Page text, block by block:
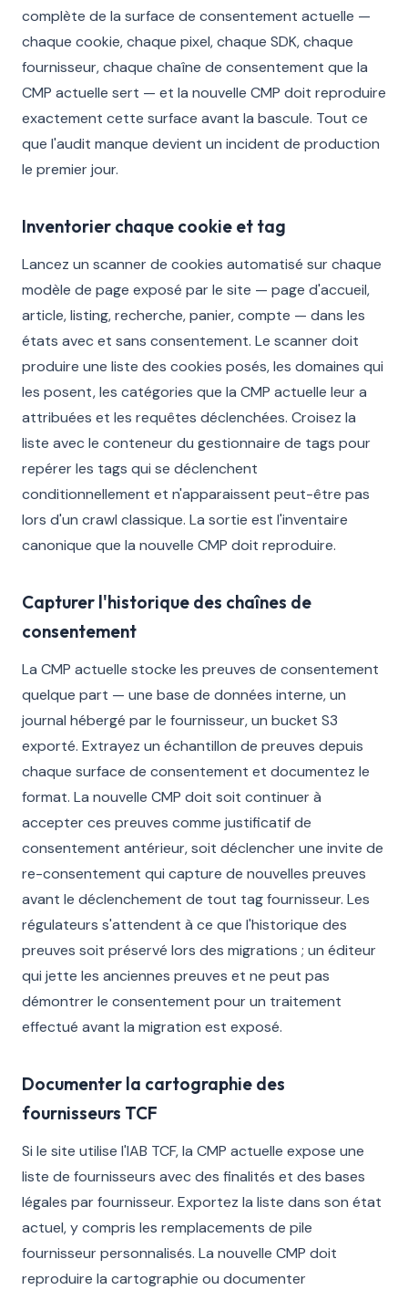
complète de la surface de consentement actuelle —
chaque cookie, chaque pixel, chaque SDK, chaque
fournisseur, chaque chaîne de consentement que la
CMP actuelle sert — et la nouvelle CMP doit reproduire
exactement cette surface avant la bascule. Tout ce
que l'audit manque devient un incident de production
le premier jour.
Inventorier chaque cookie et tag
Lancez un scanner de cookies automatisé sur chaque
modèle de page exposé par le site — page d'accueil,
article, listing, recherche, panier, compte — dans les
états avec et sans consentement. Le scanner doit
produire une liste des cookies posés, les domaines qui
les posent, les catégories que la CMP actuelle leur a
attribuées et les requêtes déclenchées. Croisez la
liste avec le conteneur du gestionnaire de tags pour
repérer les tags qui se déclenchent
conditionnellement et n'apparaissent peut-être pas
lors d'un crawl classique. La sortie est l'inventaire
canonique que la nouvelle CMP doit reproduire.
Capturer l'historique des chaînes de
consentement
La CMP actuelle stocke les preuves de consentement
quelque part — une base de données interne, un
journal hébergé par le fournisseur, un bucket S3
exporté. Extrayez un échantillon de preuves depuis
chaque surface de consentement et documentez le
format. La nouvelle CMP doit soit continuer à
accepter ces preuves comme justificatif de
consentement antérieur, soit déclencher une invite de
re-consentement qui capture de nouvelles preuves
avant le déclenchement de tout tag fournisseur. Les
régulateurs s'attendent à ce que l'historique des
preuves soit préservé lors des migrations ; un éditeur
qui jette les anciennes preuves et ne peut pas
démontrer le consentement pour un traitement
effectué avant la migration est exposé.
Documenter la cartographie des
fournisseurs TCF
Si le site utilise l'IAB TCF, la CMP actuelle expose une
liste de fournisseurs avec des finalités et des bases
légales par fournisseur. Exportez la liste dans son état
actuel, y compris les remplacements de pile
fournisseur personnalisés. La nouvelle CMP doit
reproduire la cartographie ou documenter